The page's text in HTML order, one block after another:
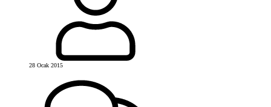
28 Ocak 2015